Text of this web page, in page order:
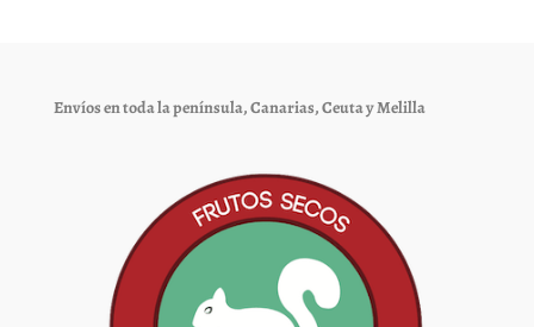
elegir
página
de
Envíos en toda la península, Canarias, Ceuta y Melilla